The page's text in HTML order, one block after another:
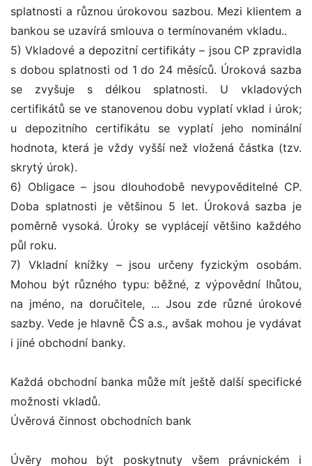
splatnosti a různou úrokovou sazbou. Mezi klientem a
bankou se uzavírá smlouva o termínovaném vkladu..
5) Vkladové a depozitní certifikáty – jsou CP zpravidla
s dobou splatnosti od 1 do 24 měsíců. Úroková sazba
se zvyšuje s délkou splatnosti. U vkladových
certifikátů se ve stanovenou dobu vyplatí vklad i úrok;
u depozitního certifikátu se vyplatí jeho nominální
hodnota, která je vždy vyšší než vložená částka (tzv.
skrytý úrok).
6) Obligace – jsou dlouhodobě nevypověditelné CP.
Doba splatnosti je většinou 5 let. Úroková sazba je
poměrně vysoká. Úroky se vyplácejí většino každého
půl roku.
7) Vkladní knížky – jsou určeny fyzickým osobám.
Mohou být různého typu: běžné, z výpovědní lhůtou,
na jméno, na doručitele, ... Jsou zde různé úrokové
sazby. Vede je hlavně ČS a.s., avšak mohou je vydávat
i jiné obchodní banky.
Každá obchodní banka může mít ještě další specifické
možnosti vkladů.
Úvěrová činnost obchodních bank
Úvěry mohou být poskytnuty všem právnickém i